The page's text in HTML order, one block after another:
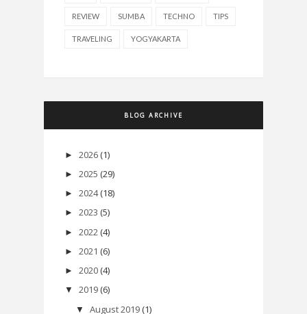
REVIEW SUMBA TECHNO TIPS
TRAVELING YOGYAKARTA
BLOG ARCHIVE
► 2026 (1)
► 2025 (29)
► 2024 (18)
► 2023 (5)
► 2022 (4)
► 2021 (6)
► 2020 (4)
▼ 2019 (6)
▼ August 2019 (1)